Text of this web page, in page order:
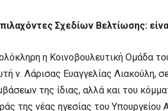
Σχεδίων Βελτίωσης:
η Κοινοβουλευτική Ομάδα
ν. Λάρισας Ευαγγελίας Λιακούλη,
της ίδιας, αλλά και του
της νέας ηγεσίας του Υπουργείου